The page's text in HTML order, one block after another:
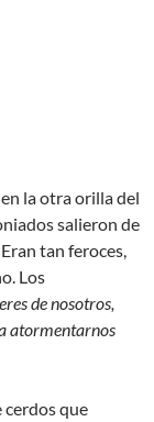
la otra orilla del
salieron de
tan feroces,
Los
de nosotros,
atormentarnos
cerdos que